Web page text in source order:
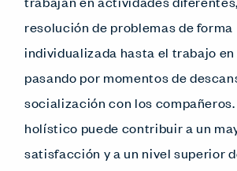
resolución de problemas de forma
individualizada hasta el trabajo en
pasando por momentos de
socialización con los compañeros.
holístico puede contribuir a un
satisfacción y a un nivel superior